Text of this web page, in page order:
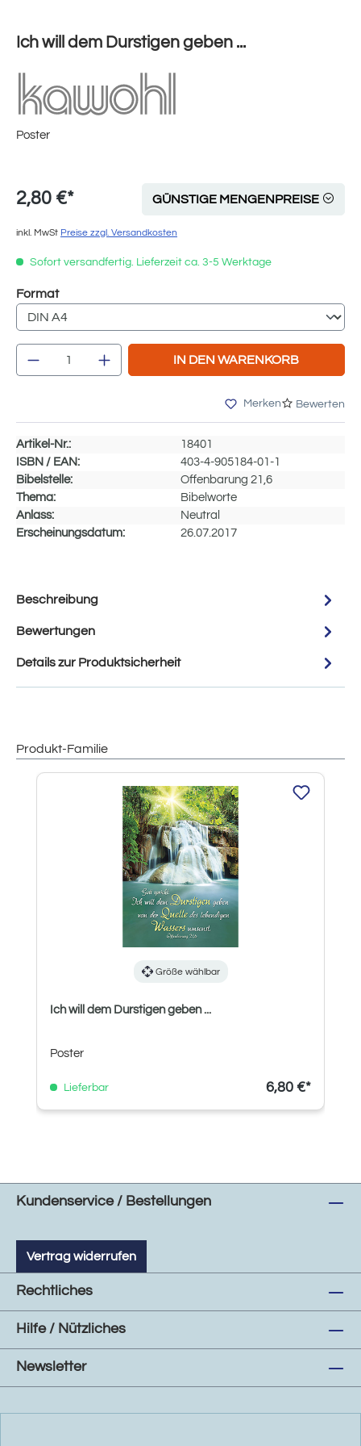
Ich will dem Durstigen geben ...
Poster
2,80 €* GÜNSTIGE MENGENPREISE
inkl. MwSt Preise zzgl. Versandkosten
Sofort versandfertig. Lieferzeit ca. 3-5 Werktage
Formatauswählen
Produkt Anzahl: Gib den gewünschten
IN DEN WARENKORB
Merken Bewerten
Artikel-Nr.:
18401
ISBN / EAN:
403-4-905184-01-1
Bibelstelle:
Offenbarung 21,6
Thema:
Bibelworte
Anlass:
Neutral
Erscheinungsdatum:
26.07.2017
Beschreibung
Bewertungen
Details zur Produktsicherheit
Produkt-Familie
Produktgalerie überspringen
Größe wählbar
Ich will dem Durstigen geben ...
Poster
Lieferbar 6,80 €*
Kundenservice / Bestellungen
Vertrag widerrufen
Rechtliches
Hilfe / Nützliches
Newsletter